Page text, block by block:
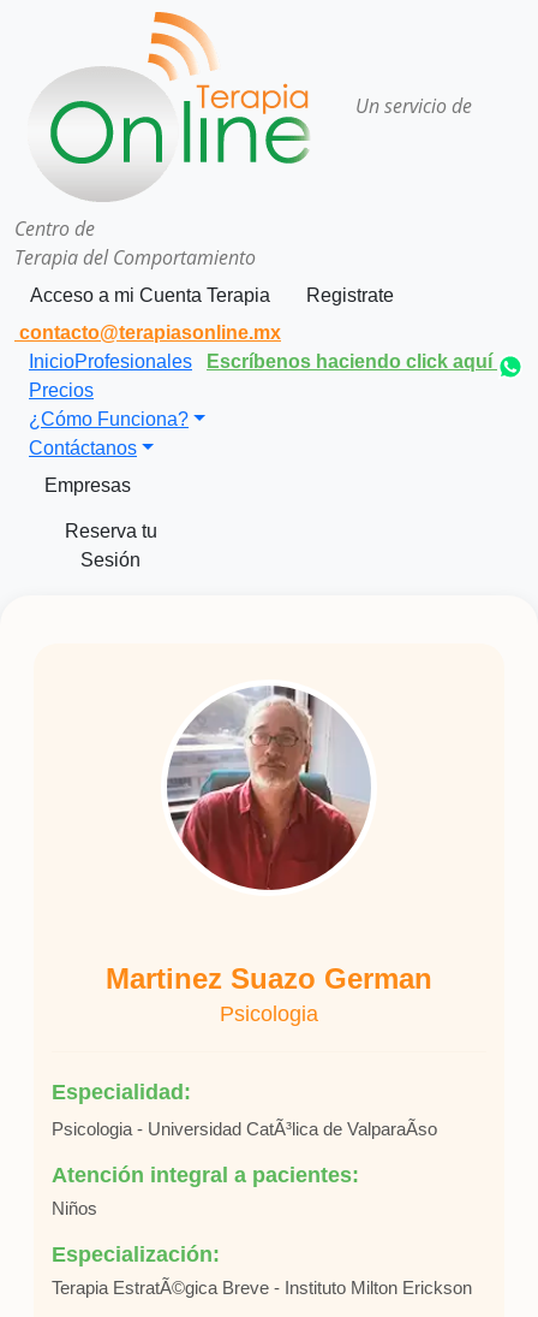
Un servicio de
Centro de
Terapia del Comportamiento
Acceso a mi Cuenta Terapia
Registrate
contacto@terapiasonline.mx
Escríbenos haciendo click aquí
InicioProfesionales
Precios
¿Cómo Funciona?
Contáctanos
Empresas
Reserva tu
Sesión
Martinez Suazo German
Psicologia
Especialidad:
Psicologia - Universidad CatÃ³lica de ValparaÃ­so
Atención integral a pacientes:
Niños
Especialización:
Terapia EstratÃ©gica Breve - Instituto Milton Erickson